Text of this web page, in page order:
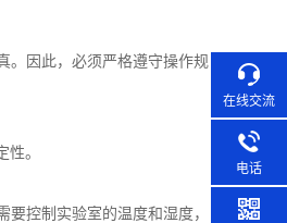
因此，必须严格遵守操作规
。
控制实验室的温度和湿度，
在线交流
电话